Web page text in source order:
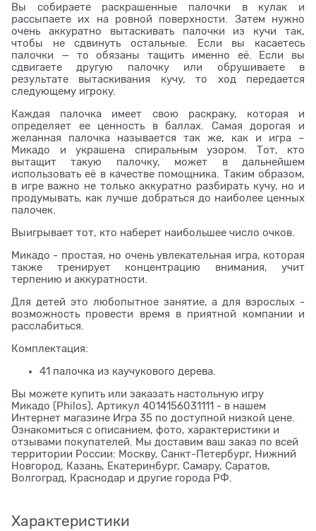
Вы собираете раскрашенные палочки в кулак и
рассыпаете их на ровной поверхности. Затем нужно
очень аккуратно вытаскивать палочки из кучи так,
чтобы не сдвинуть остальные. Если вы касаетесь
палочки — то обязаны тащить именно её. Если вы
сдвигаете другую палочку или обрушиваете в
результате вытаскивания кучу, то ход передается
следующему игроку.
Каждая палочка имеет свою раскраку, которая и
определяет ее ценность в баллах. Самая дорогая и
желанная палочка называется так же, как и игра –
Микадо и украшена спиральным узором. Тот, кто
вытащит такую палочку, может в дальнейшем
использовать её в качестве помощника. Таким образом,
в игре важно не только аккуратно разбирать кучу, но и
продумывать, как лучше добраться до наиболее ценных
палочек.
Выигрывает тот, кто наберет наибольшее число очков.
Микадо - простая, но очень увлекательная игра, которая
также тренирует концентрацию внимания, учит
терпению и аккуратности.
Для детей это любопытное занятие, а для взрослых -
возможность провести время в приятной компании и
расслабиться.
Комплектация:
41 палочка из каучукового дерева.
Вы можете купить или заказать настольную игру
Микадо (Philos), Артикул 4014156031111 - в нашем
Интернет магазине Игра 35 по доступной низкой цене.
Ознакомиться с описанием, фото, характеристики и
отзывами покупателей. Мы доставим ваш заказ по всей
территории России: Москву, Санкт-Петербург, Нижний
Новгород, Казань, Екатеринбург, Самару, Саратов,
Волгоград, Краснодар и другие города РФ.
Характеристики